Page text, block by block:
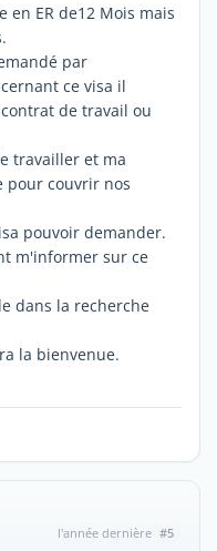
en ER de12 Mois mais
par
ce visa il
de travail ou
travailler et ma
pour couvrir nos
pouvoir demander.
m'informer sur ce
dans la recherche
la bienvenue.
l'année dernière #5